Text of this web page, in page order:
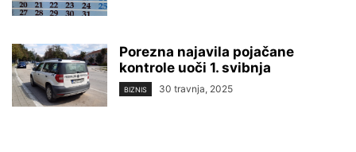
Porezna najavila pojačane
kontrole uoči 1. svibnja
BIZNIS 30 travnja, 2025